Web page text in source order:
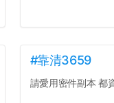
#靠清3659
請愛用密件副本 都